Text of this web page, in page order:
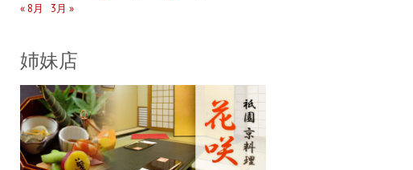
« 8月
3月 »
姉妹店